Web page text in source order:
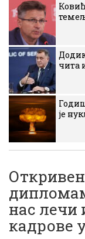
чита
је
нас лечи
кадрове